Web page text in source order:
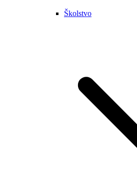
Školstvo